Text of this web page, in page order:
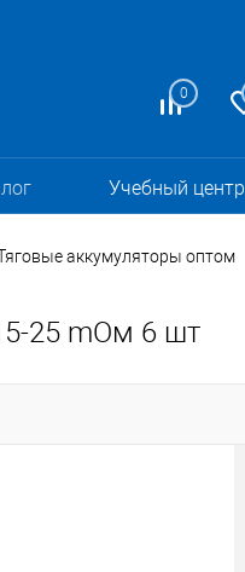
0
Учебный центр
аккумуляторы оптом
25 mОм 6 шт